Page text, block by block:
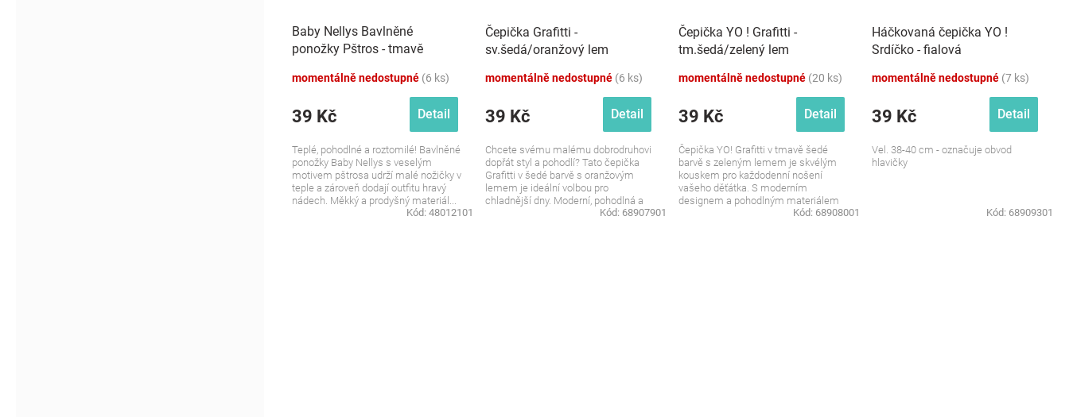
Baby Nellys Bavlněné
ponožky Pštros - tmavě
momentálně nedostupné (6 ks)
39 Kč Detail
Teplé, pohodlné a roztomilé! Bavlněné
ponožky Baby Nellys s veselým
motivem pštrosa udrží malé nožičky v
teple a zároveň dodají outfitu hravý
nádech. Měkký a prodyšný materiál...
Kód: 48012101
Čepička Grafitti -
sv.šedá/oranžový lem
momentálně nedostupné (6 ks)
39 Kč Detail
Chcete svému malému dobrodruhovi
dopřát styl a pohodlí? Tato čepička
Grafitti v šedé barvě s oranžovým
lemem je ideální volbou pro
chladnější dny. Moderní, pohodlná a
Kód: 68907901
Čepička YO ! Grafitti -
tm.šedá/zelený lem
momentálně nedostupné (20 ks)
39 Kč Detail
Čepička YO! Grafitti v tmavě šedé
barvě s zeleným lemem je skvélým
kouskem pro každodenní nošení
vašeho děťátka. S moderním
designem a pohodlným materiálem
Kód: 68908001
Háčkovaná čepička YO !
Srdíčko - fialová
momentálně nedostupné (7 ks)
39 Kč Detail
Vel. 38-40 cm - označuje obvod
hlavičky
Kód: 68909301